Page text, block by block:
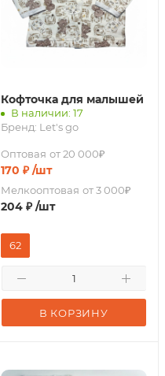
Кофточка для малышей
В наличии: 17
Бренд: Let's go
Оптовая от 20 000₽
170 ₽ /шт
Мелкооптовая от 3 000₽
204₽ /шт
В КОРЗИНУ
62